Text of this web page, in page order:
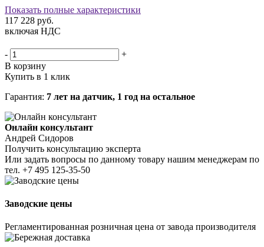
Показать полные характеристики
117 228 руб.
включая НДС
-
+
В корзину
Купить в 1 клик
Гарантия: 7 лет на датчик, 1 год на остальное
Онлайн консультант
Андрей Сидоров
Получить консультацию эксперта
Или задать вопросы по данному товару нашим менеджерам по
тел. +7 495 125-35-50
Заводские цены
Регламентированная розничная цена от завода производителя